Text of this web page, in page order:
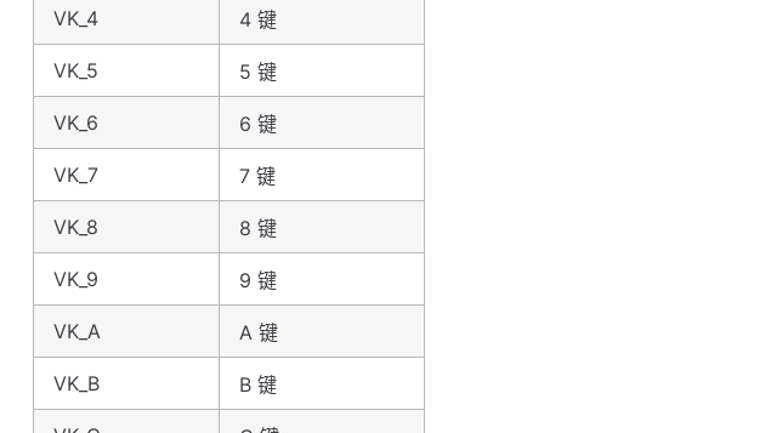
VK_4 4 键
VK_5 5 键
VK_6 6 键
VK_7 7 键
VK_8 8 键
VK_9 9 键
VK_A A 键
VK_B B 键